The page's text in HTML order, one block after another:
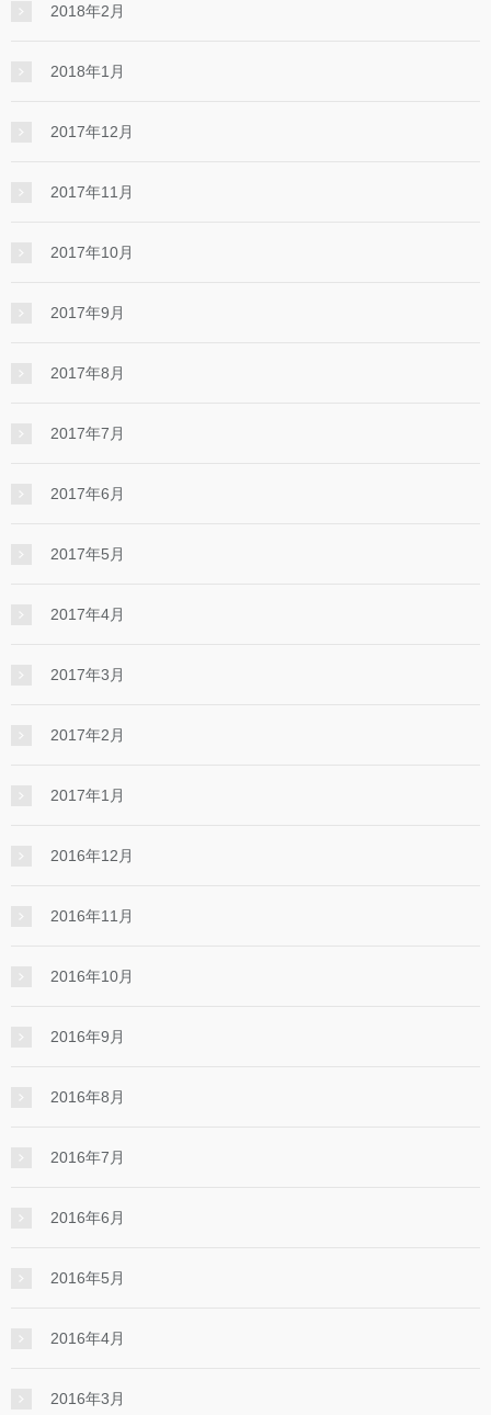
2018年2月
2018年1月
2017年12月
2017年11月
2017年10月
2017年9月
2017年8月
2017年7月
2017年6月
2017年5月
2017年4月
2017年3月
2017年2月
2017年1月
2016年12月
2016年11月
2016年10月
2016年9月
2016年8月
2016年7月
2016年6月
2016年5月
2016年4月
2016年3月